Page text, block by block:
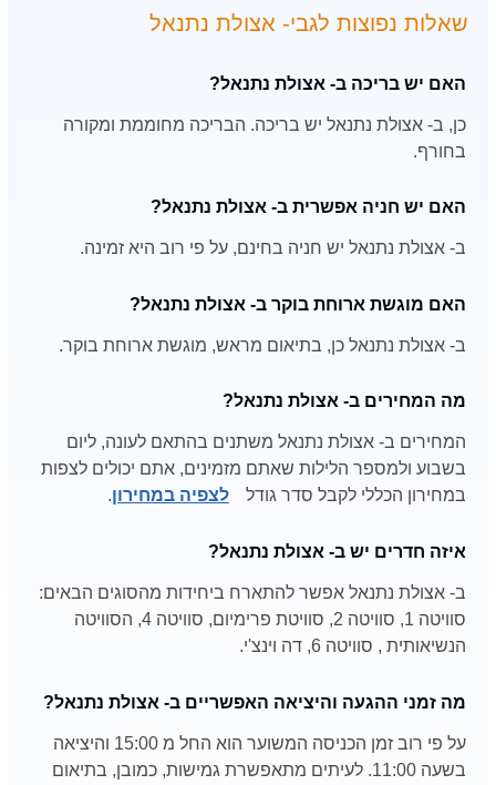
שאלות נפוצות לגבי- אצולת נתנאל
האם יש בריכה ב- אצולת נתנאל?
כן, ב- אצולת נתנאל יש בריכה. הבריכה מחוממת ומקורה
בחורף.
האם יש חניה אפשרית ב- אצולת נתנאל?
ב- אצולת נתנאל יש חניה בחינם, על פי רוב היא זמינה.
האם מוגשת ארוחת בוקר ב- אצולת נתנאל?
ב- אצולת נתנאל כן, בתיאום מראש, מוגשת ארוחת בוקר.
מה המחירים ב- אצולת נתנאל?
המחירים ב- אצולת נתנאל משתנים בהתאם לעונה, ליום
בשבוע ולמספר הלילות שאתם מזמינים, אתם יכולים לצפות
במחירון הכללי לקבל סדר גודל
לצפיה במחירון.
איזה חדרים יש ב- אצולת נתנאל?
ב- אצולת נתנאל אפשר להתארח ביחידות מהסוגים הבאים:
סוויטה 1, סוויטה 2, סוויטת פרימיום, סוויטה 4, הסוויטה
הנשיאותית , סוויטה 6, דה וינצ'י.
מה זמני ההגעה והיציאה האפשריים ב- אצולת נתנאל?
על פי רוב זמן הכניסה המשוער הוא החל מ 15:00 והיציאה
בשעה 11:00. לעיתים מתאפשרת גמישות, כמובן, בתיאום